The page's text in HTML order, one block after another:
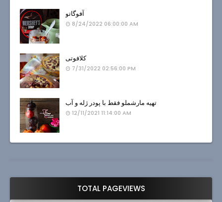
آفوگاتو
8/24/2022 06:00:00 AM
کلافوتی
7/31/2022 02:56:00 PM
تهیه مارشملو فقط با پودر ژله و آب
12/11/2021 11:14:00 AM
TOTAL PAGEVIEWS